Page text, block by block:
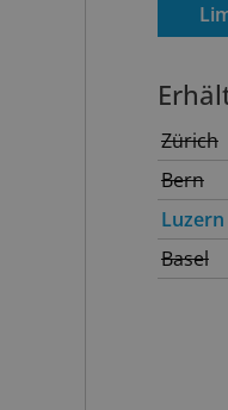
Zürich
Bern
Luzern
Basel